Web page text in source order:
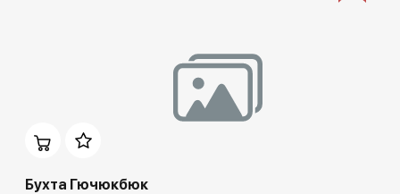
ekb.rakovgallery.ru
Бухта Гючюкбюк